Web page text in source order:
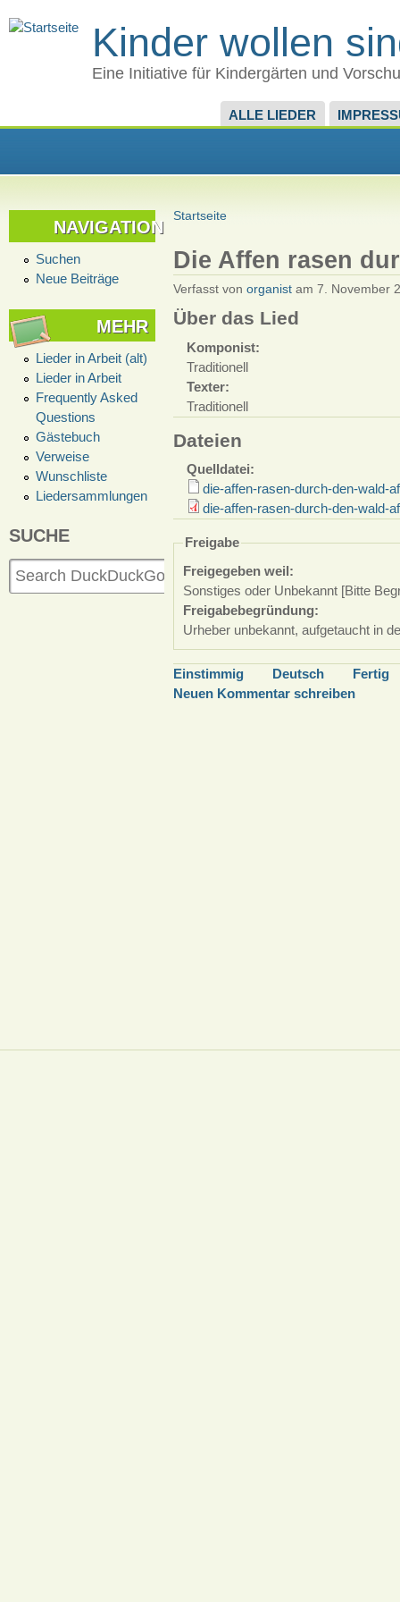
Kinder wollen
Eine Initiative für Kindergärten und
ALLE LIEDER
NAVIGATION
Suchen
Neue Beiträge
MEHR
Lieder in Arbeit (alt)
Lieder in Arbeit
Frequently Asked
Questions
Gästebuch
Verweise
Wunschliste
Liedersammlungen
SUCHE
Startseite
Die Affen rasen
Verfasst von organistam 7. November
Über das Lied
Komponist:
Traditionell
Texter:
Traditionell
Dateien
Quelldatei:
die-affen-rasen-durch-den-wald-
die-affen-rasen-durch-den-wald-
Freigabe
Freigegeben weil:
Sonstiges oder Unbekannt [Bitte
Freigabebegründung:
Urheber unbekannt, aufgetaucht in
Einstimmig Deutsch Fertig
Neuen Kommentar schreiben